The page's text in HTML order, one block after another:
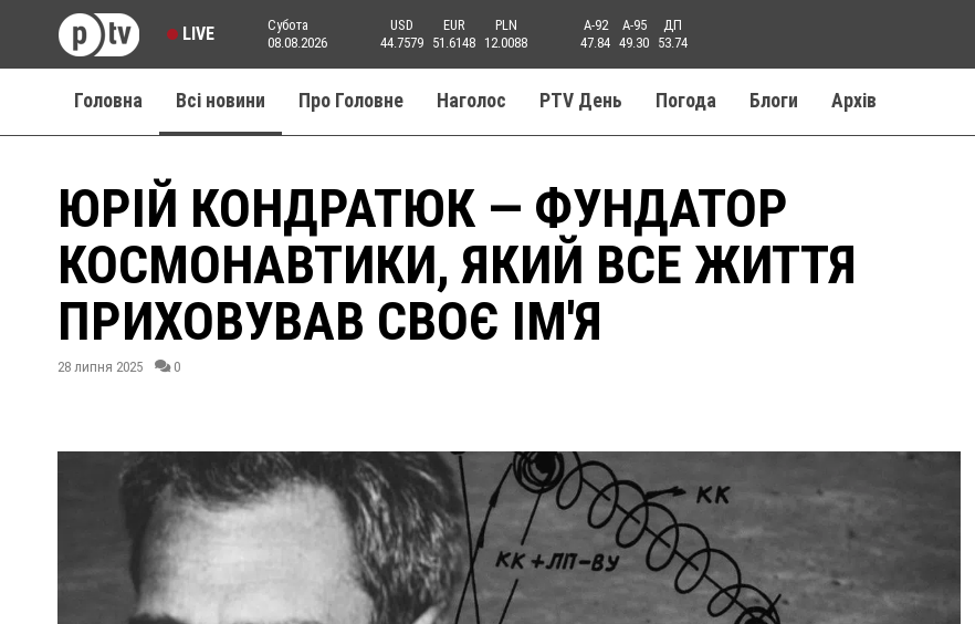
LIVE
Субота
08.08.2026
USD
44.7579
EUR
51.6148
PLN
12.0088
A-92
47.84
A-95
49.30
ДП
53.74
Головна Всі новини Про Головне Наголос PTV День Погода Блоги Aрхів
ЮРІЙ КОНДРАТЮК — ФУНДАТОР
КОСМОНАВТИКИ, ЯКИЙ ВСЕ ЖИТТЯ
ПРИХОВУВАВ СВОЄ ІМ'Я
28 липня 2025 0